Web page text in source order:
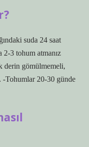
suda 24 saat
2-3 tohum atmanız
derin gömülmemeli,
-Tohumlar 20-30 günde